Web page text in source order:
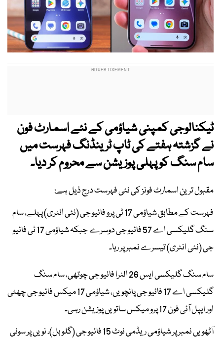
ٹیکنالوجی کمپنی شیاؤمی کے نئے اسمارٹ فون
نے گزشتہ ہفتے کی ٹاپ ٹرینڈنگ فہرست میں
سام سنگ کو پہلی پوزیشن سے محروم کر دیا۔
مقبول ترین اسمارٹ فونز کی نئی فہرست درج ذیل ہے:
فہرست کے مطابق شیاؤمی 17 ٹی پرو فائیو جی (نئی انٹری) پہلے، سام
سنگ گلیکسی اے 57 فائیو جی دوسرے جبکہ شیاؤمی 17 ٹی فائیو
جی (نئی انٹری) تیسرے نمبر پر رہا۔
سام سنگ گلیکسی ایس 26 الٹرا فائیو جی چوتھی، سام سنگ
گلیکسی اے 17 فائیو جی پانچویں، شیاؤمی 17 میکس فائیو جی چھٹی
اور ایپل آئی فون 17 پرو میکس ساتویں پوزیشن رہی۔
آٹھویں نمبر پر شیاؤمی ریڈمی نوٹ 15 فائیو جی (گلوبل)، نویں پر سونی